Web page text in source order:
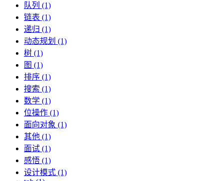
队列 (1)
链表 (1)
递归 (1)
动态规划 (1)
树 (1)
图 (1)
排序 (1)
搜索 (1)
数学 (1)
位操作 (1)
面向对象 (1)
其他 (1)
面试 (1)
感悟 (1)
设计模式 (1)